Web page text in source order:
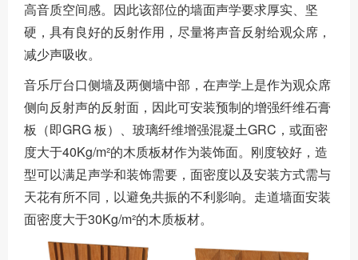
高音质空间感。因此该部位的墙面声学要求厚实、坚
硬，具有良好的反射作用，尽量将声音反射给观众席，
减少声吸收。
音乐厅台口侧墙及两侧墙中部，在声学上是作为观众席
侧向反射声的反射面，因此可安装预制的增强纤维石膏
板（即GRG 板）、玻璃纤维增强混凝土GRC，或面密
度大于40Kg/m²的木质板材作为装饰面。刚度较好，造
型可以满足声学和装饰需要，面密度以及安装方式需与
天花有所不同，以避免共振的不利影响。走道墙面安装
面密度大于30Kg/m²的木质板材。